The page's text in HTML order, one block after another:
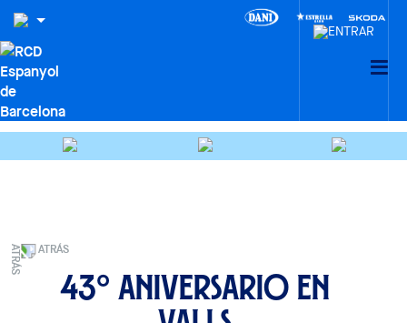
ATRÁS
43º Aniversario en